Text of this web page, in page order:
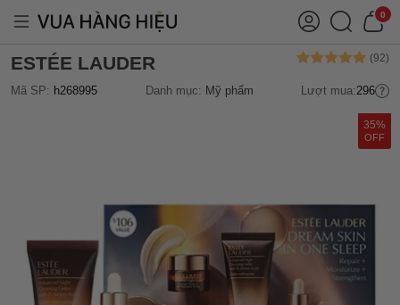
0
ESTÉE LAUDER
Mã SP: h268995 Danh mục: Mỹ phẩm Lượt mua:296
35%
OFF